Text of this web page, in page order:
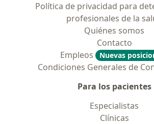
Política de privacidad para
profesionales de la
Quiénes somos
Contacto
Empleos
Nuevas
Condiciones Generales de
Para los pacientes
Especialistas
Clínicas